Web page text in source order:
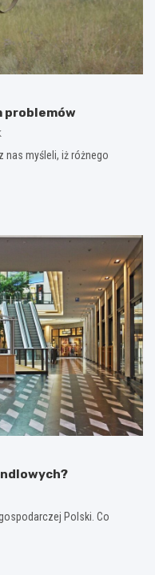
problemów
nas myśleli, iż różnego
Polski. Co